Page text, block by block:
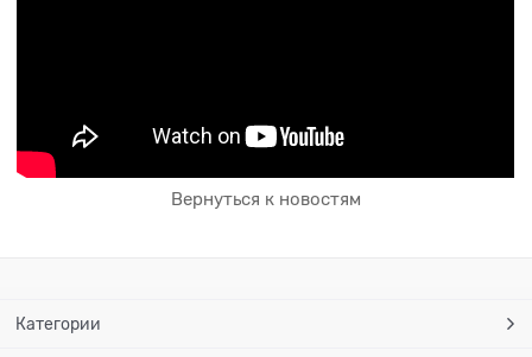
Вернуться к новостям
Категории